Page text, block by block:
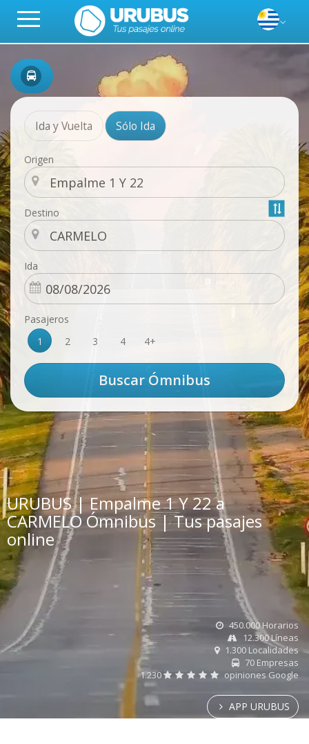
Ida y Vuelta Sólo Ida
Origen
Destino
Ida
Pasajeros
1
2 3 4 4+
URUBUS | Empalme 1 Y 22 a
CARMELO Ómnibus | Tus pasajes
online
450.000 Horarios
12.300 Líneas
1.300 Localidades
70 Empresas
1.230
opiniones Google
APP URUBUS